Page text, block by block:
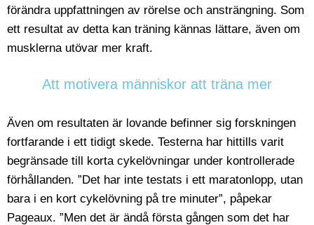
förändra uppfattningen av rörelse och ansträngning. Som
ett resultat av detta kan träning kännas lättare, även om
musklerna utövar mer kraft.
Att motivera människor att träna mer
Även om resultaten är lovande befinner sig forskningen
fortfarande i ett tidigt skede. Testerna har hittills varit
begränsade till korta cykelövningar under kontrollerade
förhållanden. ”Det har inte testats i ett maratonlopp, utan
bara i en kort cykelövning på tre minuter”, påpekar
Pageaux. ”Men det är ändå första gången som det har